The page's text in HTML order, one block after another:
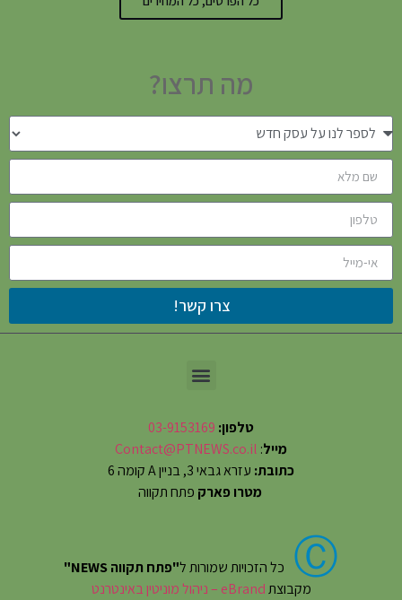
מה תרצו?
צרו קשר!
טלפון: 03-9153169
מייל:
Contact@PTNEWS.co.il
כתובת: עזרא גבאי 3, בניין A קומה 6
מטרו פארק פתח תקווה
Ⓒ כל הזכויות שמורות ל"פתח תקווה NEWS"
מקבוצתeBrand – ניהול מוניטין באינטרנט